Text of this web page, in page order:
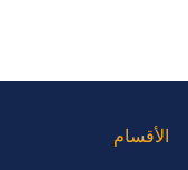
الأقسام